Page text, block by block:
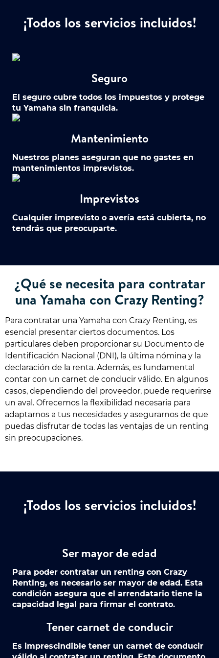
¡Todos los servicios incluidos!
Seguro
El seguro cubre todos los impuestos y protege
tu Yamaha sin franquicia.
Mantenimiento
Nuestros planes aseguran que no gastes en
mantenimientos imprevistos.
Imprevistos
Cualquier imprevisto o avería está cubierta, no
tendrás que preocuparte.
¿Qué se necesita para contratar
una Yamaha con Crazy Renting?
Para contratar una Yamaha con Crazy Renting, es
esencial presentar ciertos documentos. Los
particulares deben proporcionar su Documento de
Identificación Nacional (DNI), la última nómina y la
declaración de la renta. Además, es fundamental
contar con un carnet de conducir válido. En algunos
casos, dependiendo del proveedor, puede requerirse
un aval. Ofrecemos la flexibilidad necesaria para
adaptarnos a tus necesidades y asegurarnos de que
puedas disfrutar de todas las ventajas de un renting
sin preocupaciones.
¡Todos los servicios incluidos!
Ser mayor de edad
Para poder contratar un renting con Crazy
Renting, es necesario ser mayor de edad. Esta
condición asegura que el arrendatario tiene la
capacidad legal para firmar el contrato.
Tener carnet de conducir
Es imprescindible tener un carnet de conducir